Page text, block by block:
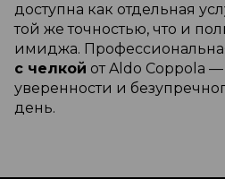
доступна как отдельная
той же точностью, что и
имиджа.
с челкой от Aldo Coppola
уверенности и
день.